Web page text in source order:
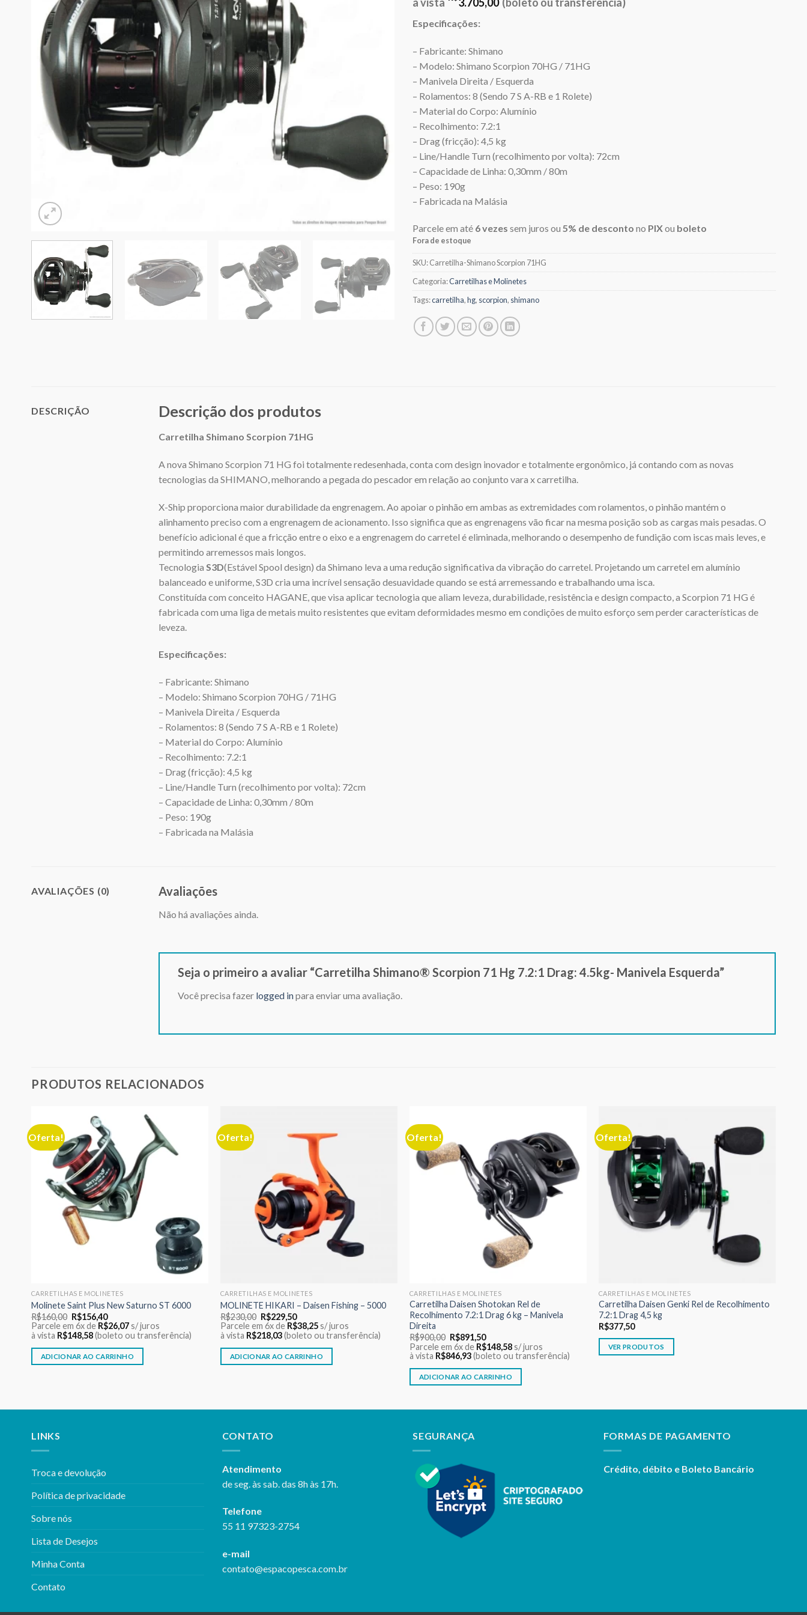
Especificações:
– Fabricante: Shimano
– Modelo: Shimano Scorpion 70HG / 71HG
– Manivela Direita / Esquerda
– Rolamentos: 8 (Sendo 7 S A-RB e 1 Rolete)
– Material do Corpo: Alumínio
– Recolhimento: 7.2:1
– Drag (fricção): 4,5 kg
– Line/Handle Turn (recolhimento por volta): 72cm
– Capacidade de Linha: 0,30mm / 80m
– Peso: 190g
– Fabricada na Malásia
Parcele em até 6 vezes sem juros ou 5% de desconto no PIXou boleto
Fora de estoque
SKU:Carretilha-Shimano Scorpion 71HG
Categoria:Carretilhas e Molinetes
Tags:carretilha,hg, scorpion, shimano
DESCRIÇÃO Descrição dos produtos
Carretilha Shimano Scorpion 71HG
A nova Shimano Scorpion 71 HG foi totalmente redesenhada, conta com design inovador e totalmente ergonômico, já contando com as novas
tecnologias da SHIMANO, melhorando a pegada do pescador em relação ao conjunto vara x carretilha.
X-Ship proporciona maior durabilidade da engrenagem. Ao apoiar o pinhão em ambas as extremidades com rolamentos, o pinhão mantém o
alinhamento preciso com a engrenagem de acionamento. Isso significa que as engrenagens vão ficar na mesma posição sob as cargas mais pesadas. O
benefício adicional é que a fricção entre o eixo e a engrenagem do carretel é eliminada, melhorando o desempenho de fundição com iscas mais leves, e
permitindo arremessos mais longos.
Tecnologia S3D(Estável Spool design) da Shimano leva a uma redução significativa da vibração do carretel. Projetando um carretel em alumínio
balanceado e uniforme, S3D cria uma incrível sensação desuavidade quando se está arremessando e trabalhando uma isca.
Constituída com conceito HAGANE, que visa aplicar tecnologia que aliam leveza, durabilidade, resistência e design compacto, a Scorpion 71 HG é
fabricada com uma liga de metais muito resistentes que evitam deformidades mesmo em condições de muito esforço sem perder características de
leveza.
Especificações:
– Fabricante: Shimano
– Modelo: Shimano Scorpion 70HG / 71HG
– Manivela Direita / Esquerda
– Rolamentos: 8 (Sendo 7 S A-RB e 1 Rolete)
– Material do Corpo: Alumínio
– Recolhimento: 7.2:1
– Drag (fricção): 4,5 kg
– Line/Handle Turn (recolhimento por volta): 72cm
– Capacidade de Linha: 0,30mm / 80m
– Peso: 190g
– Fabricada na Malásia
AVALIAÇÕES (0) Avaliações
Não há avaliações ainda.
Seja o primeiro a avaliar “Carretilha Shimano® Scorpion 71 Hg 7.2:1 Drag: 4.5kg- Manivela Esquerda”
Você precisa fazer logged inpara enviar uma avaliação.
PRODUTOS RELACIONADOS
Oferta!
aos meus
desejos
CARRETILHAS E MOLINETES
Molinete Saint Plus New Saturno ST 6000
R$160,00 O
preço
original
era:
R$160,00.
R$156,40O
preço
atual
é:
R$156,40.
Parcele em 6x de R$26,07s/ juros
à vista R$148,58(boleto ou transferência)
ADICIONAR AO CARRINHO
Oferta!
CARRETILHAS E MOLINETES
MOLINETE HIKARI – Daisen Fishing – 5000
R$230,00 O
preço
original
era:
R$230,00.
R$229,50O
preço
atual
é:
R$229,50.
Parcele em 6x de R$38,25s/ juros
à vista R$218,03(boleto ou transferência)
ADICIONAR AO CARRINHO
Oferta!
Adicionar
aos meus
desejos
CARRETILHAS E MOLINETES
Carretilha Daisen Shotokan Rel de
Recolhimento 7.2:1 Drag 6 kg – Manivela
Direita
R$900,00 O
preço
original
era:
R$900,00.
R$891,50O
preço
atual
é:
R$891,50.
Parcele em 6x de R$148,58s/ juros
à vista R$846,93(boleto ou transferência)
ADICIONAR AO CARRINHO
Oferta!
Adicionar
aos meus
desejos
CARRETILHAS E MOLINETES
Carretilha Daisen Genki Rel de Recolhimento
7.2:1 Drag 4,5 kg
R$377,50
VER PRODUTOS
LINKS
Troca e devolução
Política de privacidade
Sobre nós
Lista de Desejos
Minha Conta
Contato
CONTATO
Atendimento
de seg. às sab. das 8h às 17h.
Telefone
55 11 97323-2754
e-mail
contato@espacopesca.com.br
SEGURANÇA FORMAS DE PAGAMENTO
Crédito, débito e Boleto Bancário